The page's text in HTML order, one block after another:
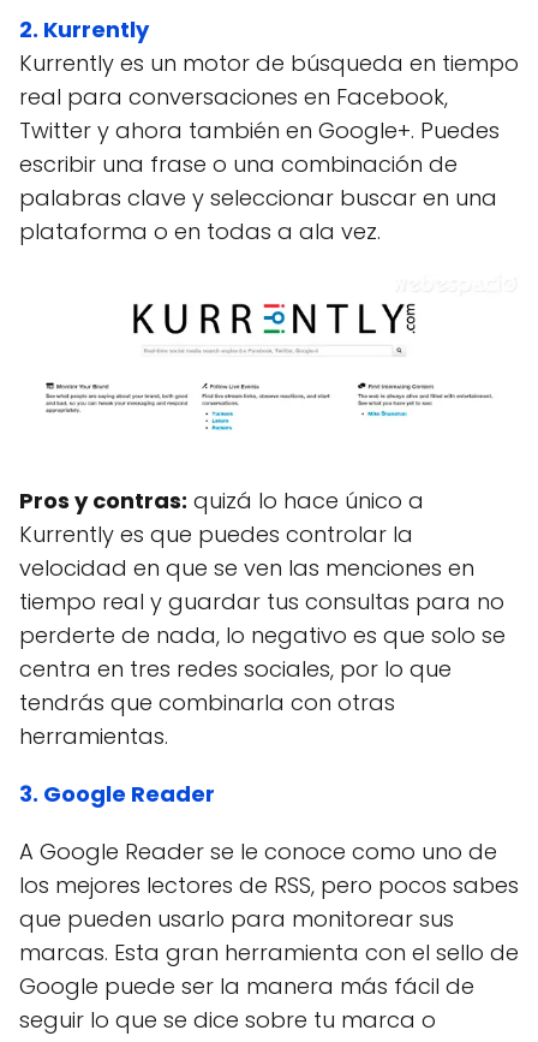
2. Kurrently
Kurrently es un motor de búsqueda en tiempo
real para conversaciones en Facebook,
Twitter y ahora también en Google+. Puedes
escribir una frase o una combinación de
palabras clave y seleccionar buscar en una
plataforma o en todas a ala vez.
Pros y contras: quizá lo hace único a
Kurrently es que puedes controlar la
velocidad en que se ven las menciones en
tiempo real y guardar tus consultas para no
perderte de nada, lo negativo es que solo se
centra en tres redes sociales, por lo que
tendrás que combinarla con otras
herramientas.
3. Google Reader
A Google Reader se le conoce como uno de
los mejores lectores de RSS, pero pocos sabes
que pueden usarlo para monitorear sus
marcas. Esta gran herramienta con el sello de
Google puede ser la manera más fácil de
seguir lo que se dice sobre tu marca o